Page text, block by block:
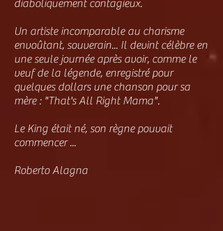
diaboliquement contagieux.
Un artiste incomparable au charisme
envoûtant, souverain... Il devint célèbre en
une seule journée après avoir, comme le
veuf de la légende, enregistré pour
quelques dollars une chanson pour sa
mère : "That's All Right Mama".
Le King était né, son règne pouvait
commencer ...
Roberto Alagna